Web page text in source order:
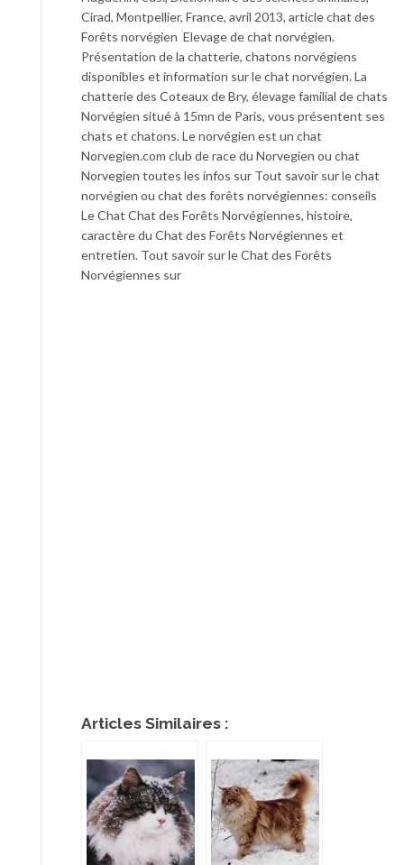
Cirad, Montpellier, France, avril 2013, article chat des
Forêts norvégien Elevage de chat norvégien.
Présentation de la chatterie, chatons norvégiens
disponibles et information sur le chat norvégien. La
chatterie des Coteaux de Bry, élevage familial de chats
Norvégien situé à 15mn de Paris, vous présentent ses
chats et chatons. Le norvégien est un chat
Norvegien.com club de race du Norvegien ou chat
Norvegien toutes les infos sur Tout savoir sur le chat
norvégien ou chat des forêts norvégiennes: conseils
Le Chat Chat des Forêts Norvégiennes, histoire,
caractère du Chat des Forêts Norvégiennes et
entretien. Tout savoir sur le Chat des Forêts
Norvégiennes sur
Articles Similaires :